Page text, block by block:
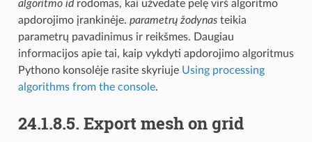
algoritmo idrodomas, kai užvedate pelę virš algoritmo
apdorojimo įrankinėje. parametrų žodynasteikia
parametrų pavadinimus ir reikšmes. Daugiau
informacijos apie tai, kaip vykdyti apdorojimo algoritmus
Pythono konsolėje rasite skyriuje Using processing
algorithms from the console.
24.1.8.5. Export mesh on grid